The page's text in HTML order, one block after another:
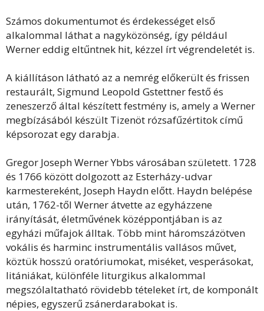
Számos dokumentumot és érdekességet első
alkalommal láthat a nagyközönség, így például
Werner eddig eltűntnek hit, kézzel írt végrendeletét is.
A kiállításon látható az a nemrég előkerült és frissen
restaurált, Sigmund Leopold Gstettner festő és
zeneszerző által készített festmény is, amely a Werner
megbízásából készült Tizenöt rózsafűzértitok című
képsorozat egy darabja.
Gregor Joseph Werner Ybbs városában született. 1728
és 1766 között dolgozott az Esterházy-udvar
karmestereként, Joseph Haydn előtt. Haydn belépése
után, 1762-től Werner átvette az egyházzene
irányítását, életművének középpontjában is az
egyházi műfajok álltak. Több mint háromszázötven
vokális és harminc instrumentális vallásos művet,
köztük hosszú oratóriumokat, miséket, vesperásokat,
litániákat, különféle liturgikus alkalommal
megszólaltatható rövidebb tételeket írt, de komponált
népies, egyszerű zsánerdarabokat is.